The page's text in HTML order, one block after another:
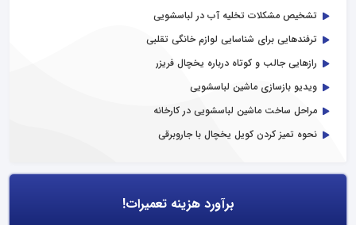
تشخیص مشکلات تخلیه آب در لباسشویی
ترفندهایی برای شناسایی لوازم خانگی تقلبی
رازهایی جالب و کوتاه درباره یخچال فریزر
ویدیو بازسازی ماشین لباسشویی
مراحل ساخت ماشین لباسشویی در کارخانه
نحوه تمیز کردن کویل یخچال با جاروبرقی
برآورد هزینه تعمیرات!